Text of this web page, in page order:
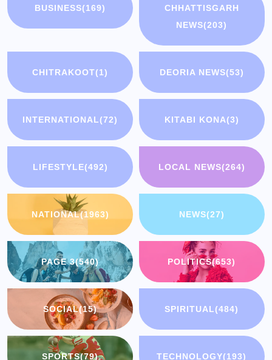
BUSINESS(169)
CHHATTISGARH
NEWS(203)
CHITRAKOOT(1) DEORIA NEWS(53)
INTERNATIONAL(72) KITABI KONA(3)
LIFESTYLE(492) LOCAL NEWS(264)
NATIONAL(1963) NEWS(27)
PAGE 3(540) POLITICS(653)
SOCIAL(15) SPIRITUAL(484)
SPORTS(79) TECHNOLOGY(193)